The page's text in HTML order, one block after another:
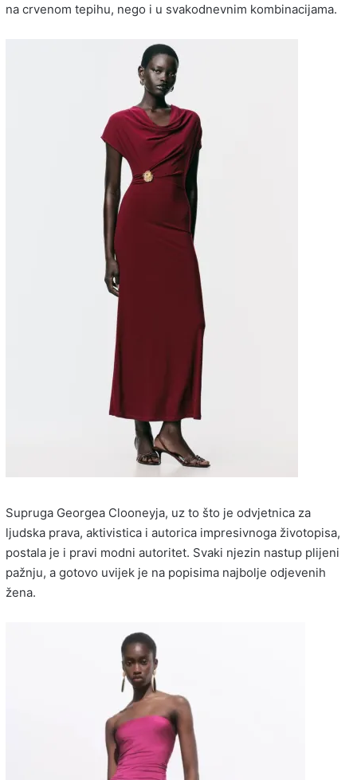
na crvenom tepihu, nego i u svakodnevnim kombinacijama.
Supruga Georgea Clooneyja, uz to što je odvjetnica za
ljudska prava, aktivistica i autorica impresivnoga životopisa,
postala je i pravi modni autoritet. Svaki njezin nastup plijeni
pažnju, a gotovo uvijek je na popisima najbolje odjevenih
žena.